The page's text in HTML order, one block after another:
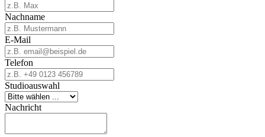
Nachname
E-Mail
Telefon
Studioauswahl
Nachricht